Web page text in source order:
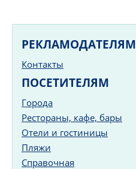
РЕКЛАМОДАТЕЛЯМ
Контакты
ПОСЕТИТЕЛЯМ
Города
Рестораны, кафе, бары
Отели и гостиницы
Пляжи
Справочная